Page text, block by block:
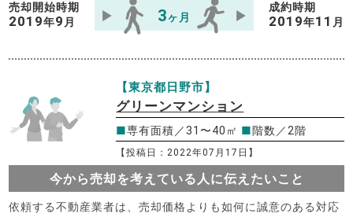
売却開始時期
2019年9 月 3ヶ月
成約時期
2019年11 月
【東京都日野市】
グリーンマンション
■専有面積／31〜40㎡ ■階数／2階
【投稿日：2022年07月17日】
今から売却を考えている人に伝えたいこと
依頼する不動産業者は、売却価格よりも如何に誠意のある対応